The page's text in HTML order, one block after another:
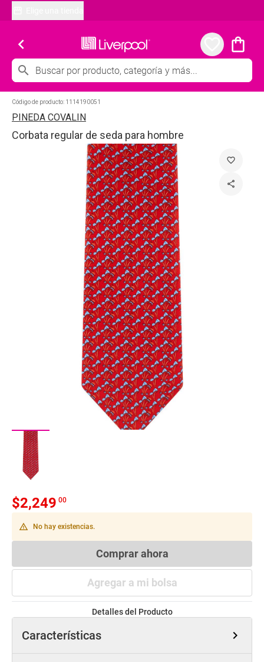
chevron_left shopping_bag
search
Código de producto: 1114190051
PINEDA COVALIN
Corbata regular de seda para hombre
favorite_border
$2,249 00
warning_amber No hay existencias.
Comprar ahora
Agregar a mi bolsa
Detalles del Producto
Características chevron_right